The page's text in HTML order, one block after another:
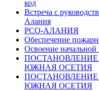
код
Встреча с
Алания
РСО-АЛАНИЯ
Обеспечение
Освоение
ЮЖНАЯ ОСЕТИЯ
ЮЖНАЯ ОСЕТИЯ